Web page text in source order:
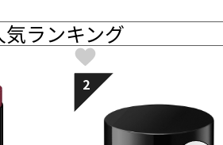
気ランキング
2